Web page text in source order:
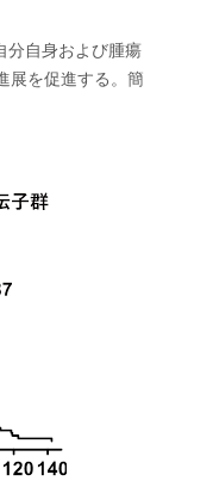
分自身および腫瘍
展を促進する。簡